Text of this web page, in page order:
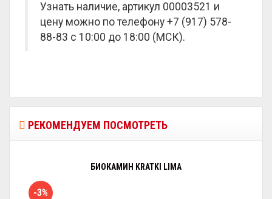
Узнать наличие, артикул 00003521 и
цену можно по телефону +7 (917) 578-
88-83 с 10:00 до 18:00 (МСК).
РЕКОМЕНДУЕМ ПОСМОТРЕТЬ
БИОКАМИН KRATKI LIMA
-3%